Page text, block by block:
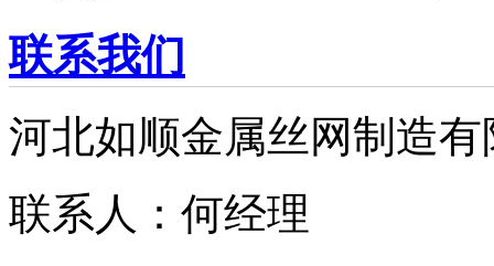
联系我们
河北如顺金属丝网制造有
联系人：何经理